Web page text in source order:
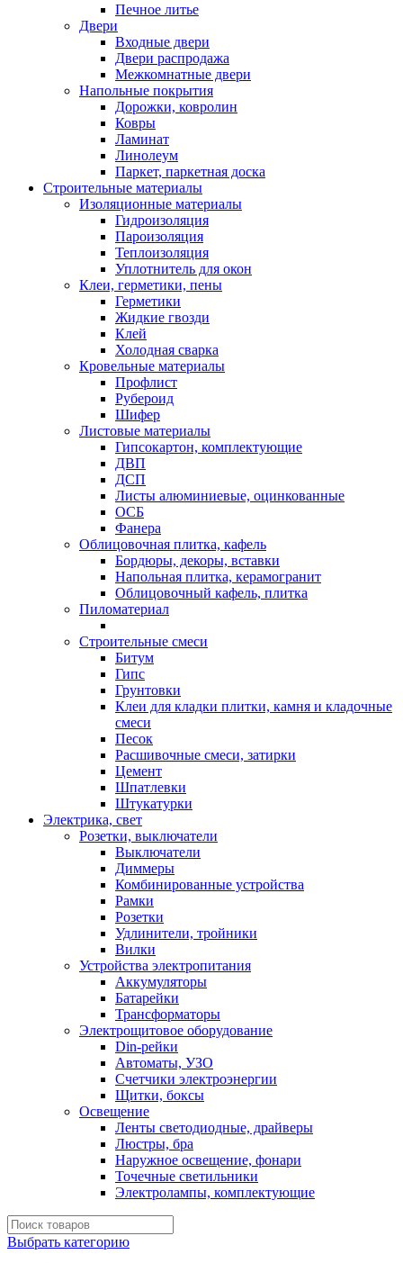
Печное литье
Двери
Входные двери
Двери распродажа
Межкомнатные двери
Напольные покрытия
Дорожки, ковролин
Ковры
Ламинат
Линолеум
Паркет, паркетная доска
Строительные материалы
Изоляционные материалы
Гидроизоляция
Пароизоляция
Теплоизоляция
Уплотнитель для окон
Клеи, герметики, пены
Герметики
Жидкие гвозди
Клей
Холодная сварка
Кровельные материалы
Профлист
Рубероид
Шифер
Листовые материалы
Гипсокартон, комплектующие
ДВП
ДСП
Листы алюминиевые, оцинкованные
ОСБ
Фанера
Облицовочная плитка, кафель
Бордюры, декоры, вставки
Напольная плитка, керамогранит
Облицовочный кафель, плитка
Пиломатериал
Строительные смеси
Битум
Гипс
Грунтовки
Клеи для кладки плитки, камня и кладочные
смеси
Песок
Расшивочные смеси, затирки
Цемент
Шпатлевки
Штукатурки
Электрика, свет
Розетки, выключатели
Выключатели
Диммеры
Комбинированные устройства
Рамки
Розетки
Удлинители, тройники
Вилки
Устройства электропитания
Аккумуляторы
Батарейки
Трансформаторы
Электрощитовое оборудование
Din-рейки
Автоматы, УЗО
Счетчики электроэнергии
Щитки, боксы
Освещение
Ленты светодиодные, драйверы
Люстры, бра
Наружное освещение, фонари
Точечные светильники
Электролампы, комплектующие
Выбрать категорию